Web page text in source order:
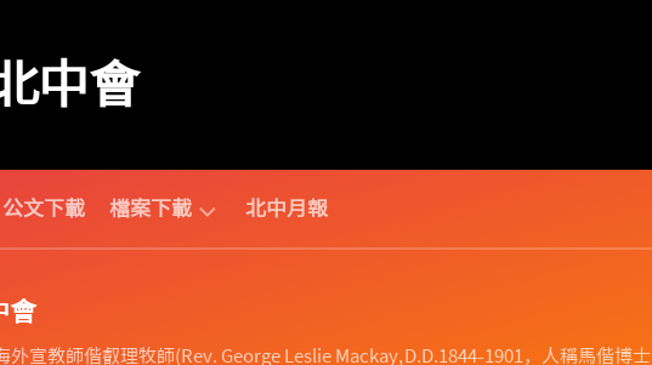
中會
公文下載 檔案下載 北中月報
會
宣教師偕叡理牧師(Rev. George Leslie Mackay, D.D.1844-1901，人稱馬偕博